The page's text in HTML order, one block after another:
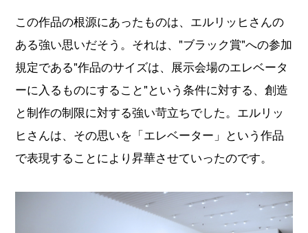
この作品の根源にあったものは、エルリッヒさんの
ある強い思いだそう。それは、"ブラック賞"への参加
規定である"作品のサイズは、展示会場のエレベータ
ーに入るものにすること"という条件に対する、創造
と制作の制限に対する強い苛立ちでした。エルリッ
ヒさんは、その思いを「エレベーター」という作品
で表現することにより昇華させていったのです。